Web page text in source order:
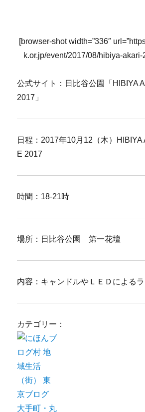
[browser-shot width=”336″
k.or.jp/event/2017/08/hibiya-akari-
公式サイト：日比谷公園「HIBIYA
2017」
日程：2017年10月12（木）
E 2017
時間：18-21時
場所：日比谷公園 第一花壇
内容：キャンドルやＬＥＤによる
カテゴリー：